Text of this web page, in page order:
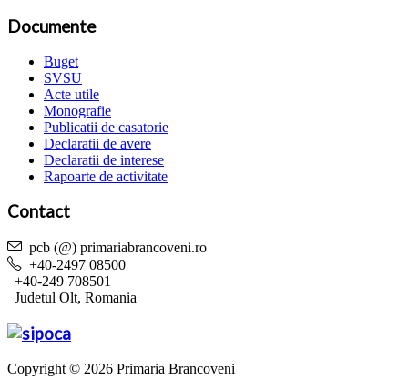
Documente
Buget
SVSU
Acte utile
Monografie
Publicatii de casatorie
Declaratii de avere
Declaratii de interese
Rapoarte de activitate
Contact
pcb (@) primariabrancoveni.ro
+40-2497 08500
+40-249 708501
Judetul Olt, Romania
Copyright © 2026 Primaria Brancoveni